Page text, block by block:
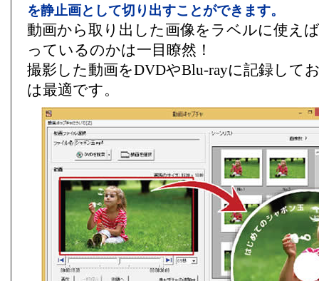
を静止画として切り出すことができます。
動画から取り出した画像をラベルに使え
っているのかは一目瞭然！
撮影した動画をDVDやBlu-rayに記録して
は最適です。